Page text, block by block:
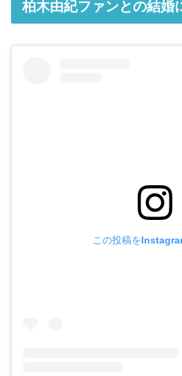
柏木由紀ファンとの結婚
この投稿を